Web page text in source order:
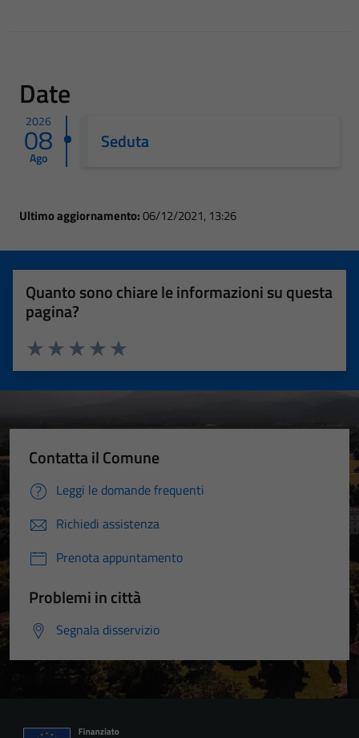
Date
2026
08
Ago
Seduta
Ultimo aggiornamento:06/12/2021, 13:26
Quanto sono chiare le informazioni su questa
pagina?
Valuta 5 stelle su 5
Valuta 4 stelle su 5
Valuta 3 stelle su 5
Valuta 2 stelle su 5
Valuta 1 stelle su 5
Contatta il Comune
Leggi le domande frequenti
Richiedi assistenza
Prenota appuntamento
Problemi in città
Segnala disservizio